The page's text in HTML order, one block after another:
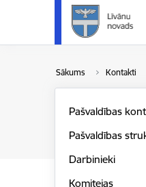
Sākums Kontakti
Pašvaldības
Pašvaldības
Darbinieki
Komitejas